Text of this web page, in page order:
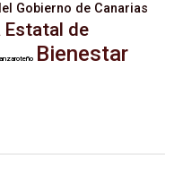
Gobierno de Canarias
Estatal de
Bienestar